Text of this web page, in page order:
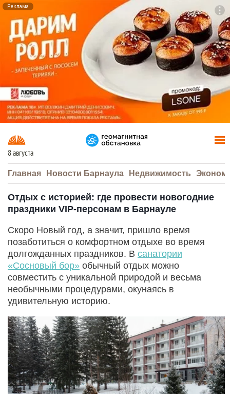
Реклама
8 августа
Главная Новости Барнаула Недвижимость
Отдых с историей: где провести новогодние
праздники VIP-персонам в Барнауле
Скоро Новый год, а значит, пришло время
позаботиться о комфортном отдыхе во время
долгожданных праздников. В санатории
«Сосновый бор» обычный отдых можно
совместить с уникальной природой и весьма
необычными процедурами, окунаясь в
удивительную историю.